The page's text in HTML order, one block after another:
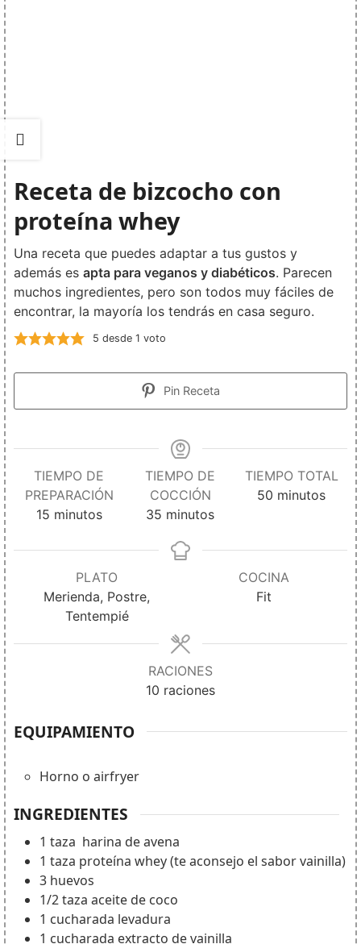
Receta de bizcocho con
proteína whey
Una receta que puedes adaptar a tus gustos y
además es apta para veganos y diabéticos. Parecen
muchos ingredientes, pero son todos muy fáciles de
encontrar, la mayoría los tendrás en casa seguro.
5 desde 1 voto
Pin Receta
TIEMPO DE
PREPARACIÓN
15 minutos
TIEMPO DE
COCCIÓN
35 minutos
TIEMPO TOTAL
50 minutos
PLATO
Merienda, Postre,
Tentempié
COCINA
Fit
RACIONES
10 raciones
EQUIPAMIENTO
Horno o airfryer
INGREDIENTES
1 taza harina de avena
1 taza proteína whey (te aconsejo el sabor vainilla)
3 huevos
1/2taza aceite de coco
1 cucharada levadura
1 cucharada extracto de vainilla